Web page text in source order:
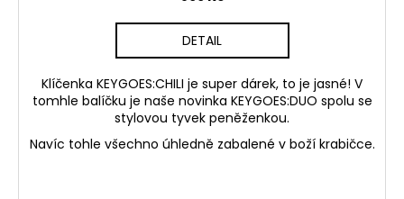
DETAIL
Klíčenka KEYGOES:CHILI je super dárek, to je jasné! V
tomhle balíčku je naše novinka KEYGOES:DUO spolu se
stylovou tyvek peněženkou.
Navíc tohle všechno úhledně zabalené v boží krabičce.